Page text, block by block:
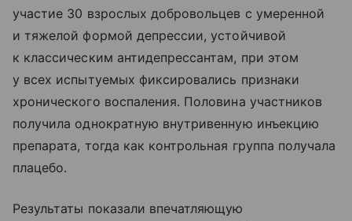
участие 30 взрослых добровольцев с умеренной
и тяжелой формой депрессии, устойчивой
к классическим антидепрессантам, при этом
у всех испытуемых фиксировались признаки
хронического воспаления. Половина участников
получила однократную внутривенную инъекцию
препарата, тогда как контрольная группа получала
плацебо.
Результаты показали впечатляющую